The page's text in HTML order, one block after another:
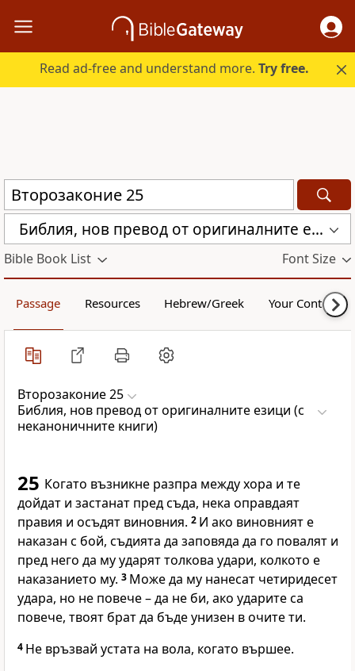
Read ad-free and understand more.Try free.
Библия, нов превод от оригиналните езици (с неканоничните книги) (CBT)
Bible Book List Font Size
Passage Resources Hebrew/Greek Your Content
Второзаконие 25
Библия, нов превод от оригиналните езици (с
неканоничните книги)
25 Когато възникне разпра между хора и те
дойдат и застанат пред съда, нека оправдаят
правия и осъдят виновния. 2 И ако виновният е
наказан с бой, съдията да заповяда да го повалят и
пред него да му ударят толкова удари, колкото е
наказанието му. 3 Може да му нанесат четиридесет
удара, но не повече – да не би, ако ударите са
повече, твоят брат да бъде унизен в очите ти.
4 Не връзвай устата на вола, когато вършее.